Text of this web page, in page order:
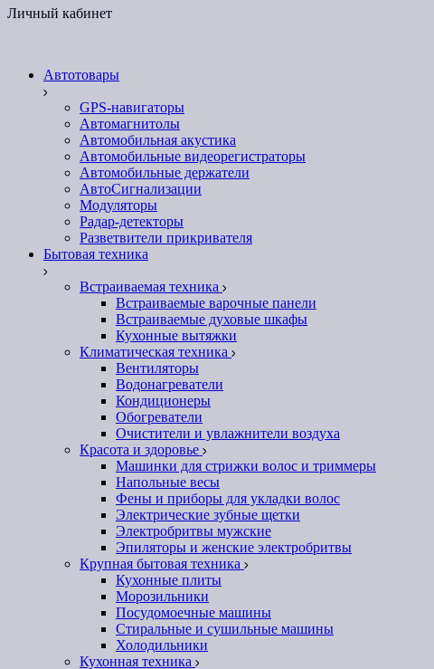
Личный кабинет
Автотовары
GPS-навигаторы
Автомагнитолы
Автомобильная акустика
Автомобильные видеорегистраторы
Автомобильные держатели
АвтоСигнализации
Модуляторы
Радар-детекторы
Разветвители прикривателя
Бытовая техника
Встраиваемая техника
Встраиваемые варочные панели
Встраиваемые духовые шкафы
Кухонные вытяжки
Климатическая техника
Вентиляторы
Водонагреватели
Кондиционеры
Обогреватели
Очистители и увлажнители воздуха
Красота и здоровье
Машинки для стрижки волос и триммеры
Напольные весы
Фены и приборы для укладки волос
Электрические зубные щетки
Электробритвы мужские
Эпиляторы и женские электробритвы
Крупная бытовая техника
Кухонные плиты
Морозильники
Посудомоечные машины
Стиральные и сушильные машины
Холодильники
Кухонная техника